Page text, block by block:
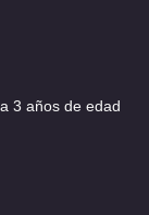
3 años de edad